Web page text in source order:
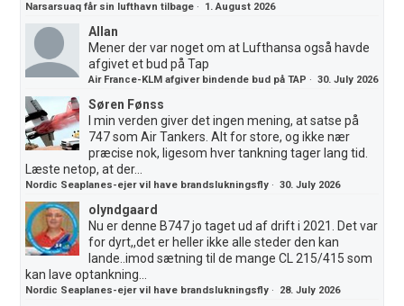
Narsarsuaq får sin lufthavn tilbage · 1. August 2026
Allan
Mener der var noget om at Lufthansa også havde
afgivet et bud på Tap
Air France-KLM afgiver bindende bud på TAP ·30. July 2026
Søren Fønss
I min verden giver det ingen mening, at satse på
747 som Air Tankers. Alt for store, og ikke nær
præcise nok, ligesom hver tankning tager lang tid.
Læste netop, at der...
Nordic Seaplanes-ejer vil have brandslukningsfly ·30. July 2026
olyndgaard
Nu er denne B747 jo taget ud af drift i 2021. Det var
for dyrt,,det er heller ikke alle steder den kan
lande..imod sætning til de mange CL 215/415 som
kan lave optankning...
Nordic Seaplanes-ejer vil have brandslukningsfly · 28. July 2026